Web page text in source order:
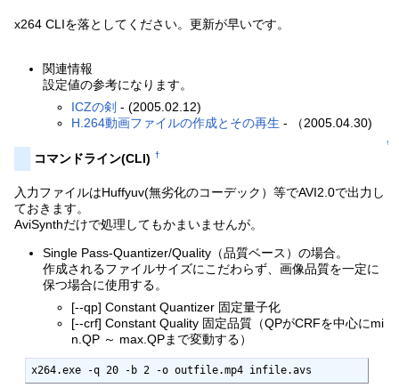
x264 CLIを落としてください。更新が早いです。
関連情報
設定値の参考になります。
ICZの剣 - (2005.02.12)
H.264動画ファイルの作成とその再生 - （2005.04.30)
↑
コマンドライン(CLI) †
入力ファイルはHuffyuv(無劣化のコーデック）等でAVI2.0で出力し
ておきます。
AviSynthだけで処理してもかまいませんが。
Single Pass-Quantizer/Quality（品質ベース）の場合。
作成されるファイルサイズにこだわらず、画像品質を一定に
保つ場合に使用する。
[--qp] Constant Quantizer 固定量子化
[--crf] Constant Quality 固定品質（QPがCRFを中心にmi
n.QP ～ max.QPまで変動する）
x264.exe -q 20 -b 2 -o outfile.mp4 infile.avs